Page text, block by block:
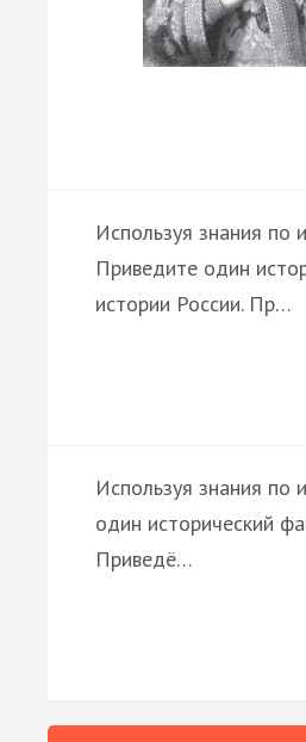
Используя знания по
Приведите один
истории России. Пр…
Используя знания по
один исторический
Приведё…